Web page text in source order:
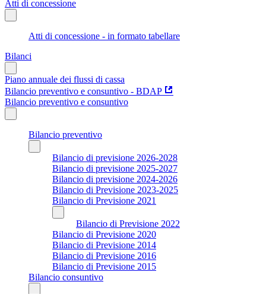
Atti di concessione
Atti di concessione - in formato tabellare
Bilanci
Piano annuale dei flussi di cassa
Bilancio preventivo e consuntivo - BDAP
Bilancio preventivo e consuntivo
Bilancio preventivo
Bilancio di previsione 2026-2028
Bilancio di previsione 2025-2027
Bilancio di previsione 2024-2026
Bilancio di Previsione 2023-2025
Bilancio di Previsione 2021
Bilancio di Previsione 2022
Bilancio di Previsione 2020
Bilancio di Previsione 2014
Bilancio di Previsione 2016
Bilancio di Previsione 2015
Bilancio consuntivo